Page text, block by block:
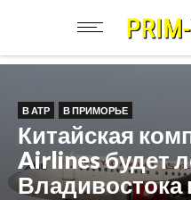
В АТР В ПРИМОРЬЕ
Китайская
Airlines будет
Владивостока